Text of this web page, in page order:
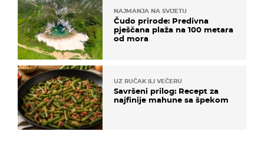
NAJMANJA NA SVIJETU
Čudo prirode: Predivna
pješčana plaža na 100 metara
od mora
UZ RUČAK ILI VEČERU
Savršeni prilog: Recept za
najfinije mahune sa špekom